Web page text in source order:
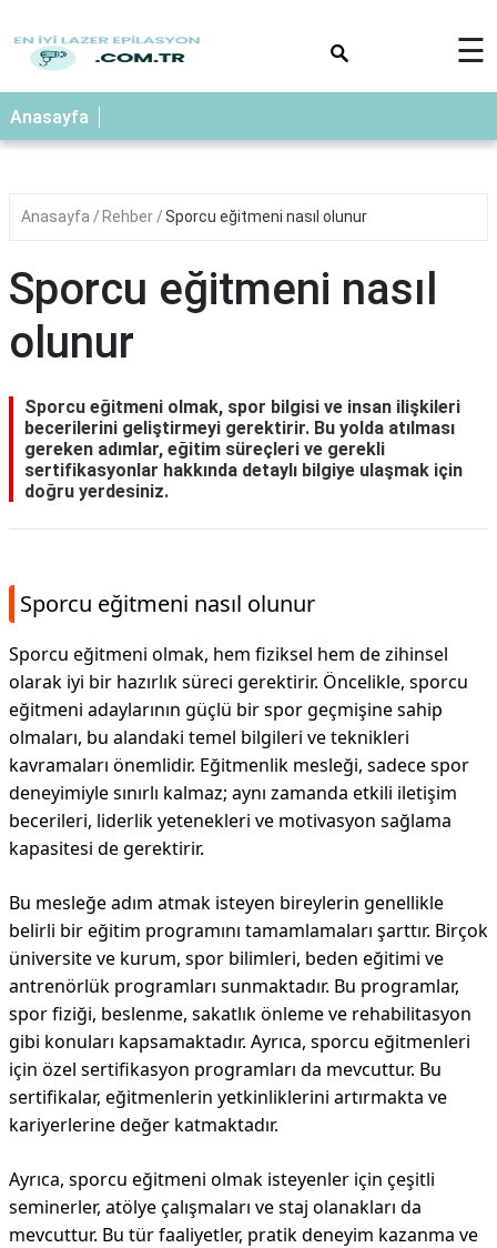
☰
Anasayfa
Anasayfa Rehber Sporcu eğitmeni nasıl olunur
Sporcu eğitmeni nasıl
olunur
Sporcu eğitmeni olmak, spor bilgisi ve insan ilişkileri
becerilerini geliştirmeyi gerektirir. Bu yolda atılması
gereken adımlar, eğitim süreçleri ve gerekli
sertifikasyonlar hakkında detaylı bilgiye ulaşmak için
doğru yerdesiniz.
Sporcu eğitmeni nasıl olunur
Sporcu eğitmeni olmak, hem fiziksel hem de zihinsel
olarak iyi bir hazırlık süreci gerektirir. Öncelikle, sporcu
eğitmeni adaylarının güçlü bir spor geçmişine sahip
olmaları, bu alandaki temel bilgileri ve teknikleri
kavramaları önemlidir. Eğitmenlik mesleği, sadece spor
deneyimiyle sınırlı kalmaz; aynı zamanda etkili iletişim
becerileri, liderlik yetenekleri ve motivasyon sağlama
kapasitesi de gerektirir.
Bu mesleğe adım atmak isteyen bireylerin genellikle
belirli bir eğitim programını tamamlamaları şarttır. Birçok
üniversite ve kurum, spor bilimleri, beden eğitimi ve
antrenörlük programları sunmaktadır. Bu programlar,
spor fiziği, beslenme, sakatlık önleme ve rehabilitasyon
gibi konuları kapsamaktadır. Ayrıca, sporcu eğitmenleri
için özel sertifikasyon programları da mevcuttur. Bu
sertifikalar, eğitmenlerin yetkinliklerini artırmakta ve
kariyerlerine değer katmaktadır.
Ayrıca, sporcu eğitmeni olmak isteyenler için çeşitli
seminerler, atölye çalışmaları ve staj olanakları da
mevcuttur. Bu tür faaliyetler, pratik deneyim kazanma ve